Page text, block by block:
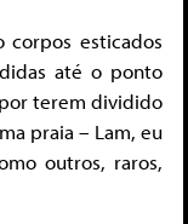
corpos esticados
até o ponto
terem dividido
praia – Lam, eu
outros, raros,